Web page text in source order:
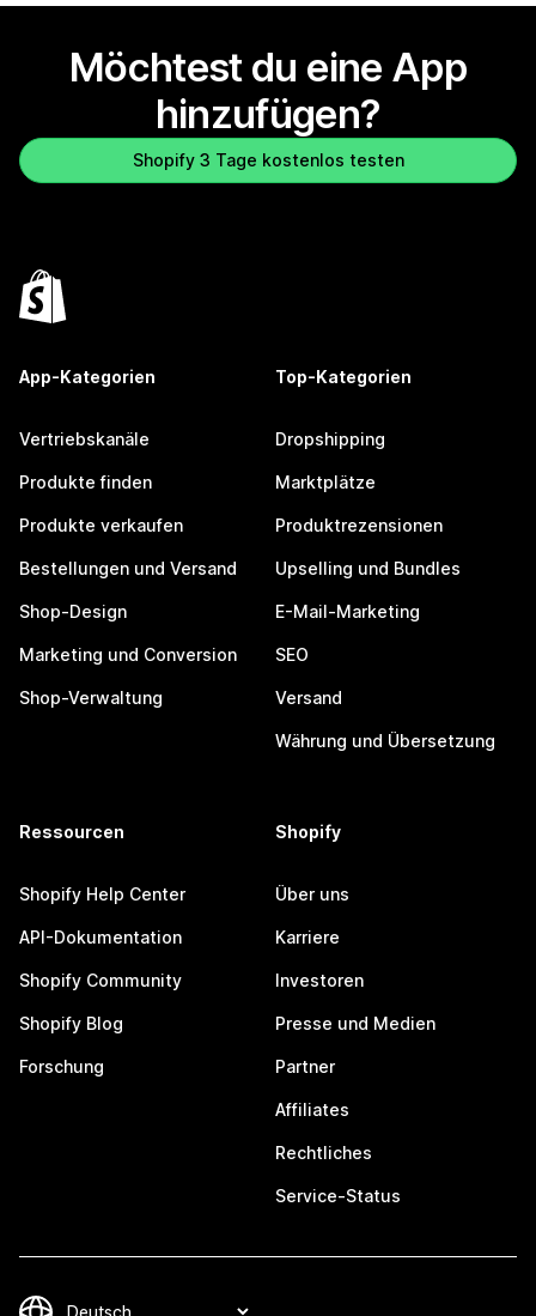
Möchtest du eine App
hinzufügen?
Shopify 3 Tage kostenlos testen
App-Kategorien
Vertriebskanäle
Produkte finden
Produkte verkaufen
Bestellungen und Versand
Shop-Design
Marketing und Conversion
Shop-Verwaltung
Top-Kategorien
Dropshipping
Marktplätze
Produktrezensionen
Upselling und Bundles
E-Mail-Marketing
SEO
Versand
Währung und Übersetzung
Ressourcen
Shopify Help Center
API-Dokumentation
Shopify Community
Shopify Blog
Forschung
Shopify
Über uns
Karriere
Investoren
Presse und Medien
Partner
Affiliates
Rechtliches
Service-Status